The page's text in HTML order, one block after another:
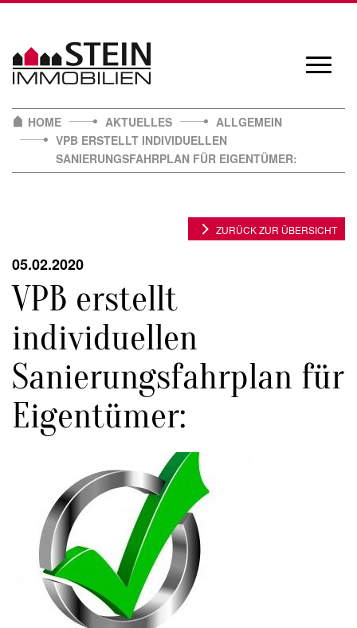
content
HOME
AKTUELLES
ALLGEMEIN
VPB ERSTELLT INDIVIDUELLEN
SANIERUNGSFAHRPLAN FÜR EIGENTÜMER:
05.02.2020
VPB erstellt
individuellen
Sanierungsfahrplan für
Eigentümer:
ZURÜCK ZUR ÜBERSICHT